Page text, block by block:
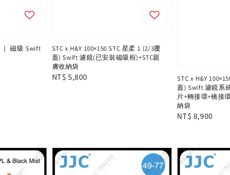
｜ 磁吸 Swift
STC x H&Y 100×150 STC 星柔 1 (2/3覆
蓋) Swift 濾鏡(已安裝磁吸框)+STC親
膚收納袋
Regular
NT$ 5,800
STC x H&Y
蓋) Swift 濾鏡系
片+轉接環+橋接
納袋
Regular
NT$ 8,900